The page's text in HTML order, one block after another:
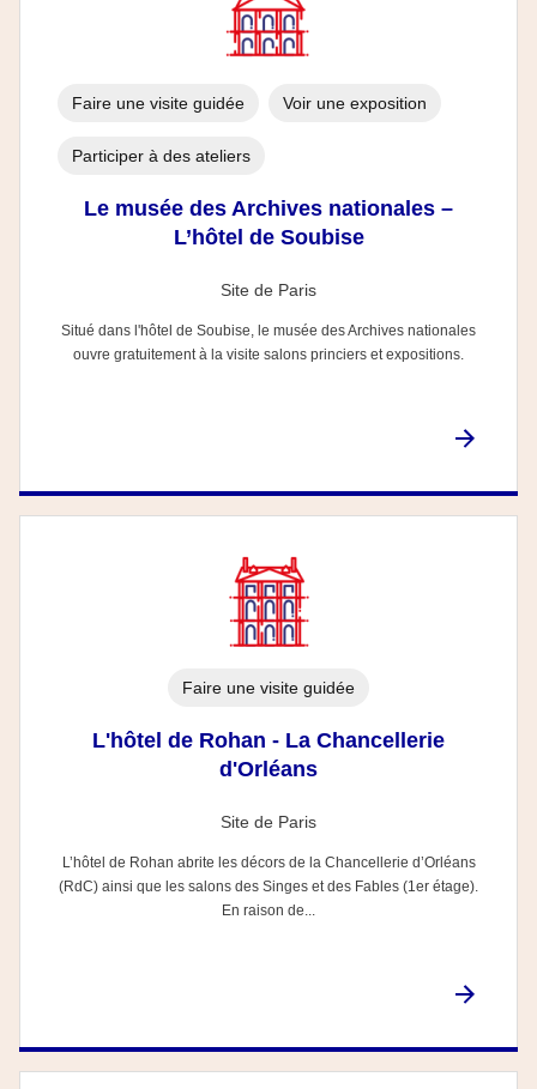
Le musée des Archives nationales –
L’hôtel de Soubise
Site de Paris
Situé dans l'hôtel de Soubise, le musée des Archives nationales
ouvre gratuitement à la visite salons princiers et expositions.
Faire une visite guidée Voir une exposition
Participer à des ateliers
L'hôtel de Rohan - La Chancellerie
d'Orléans
Site de Paris
L’hôtel de Rohan abrite les décors de la Chancellerie d’Orléans
(RdC) ainsi que les salons des Singes et des Fables (1er étage).
En raison de...
Faire une visite guidée